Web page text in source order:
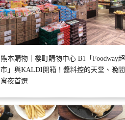
熊本購物｜櫻町購物中心 B1「Foodway超
市」與KALDI開箱！醬料控的天堂、晚間
宵夜首選